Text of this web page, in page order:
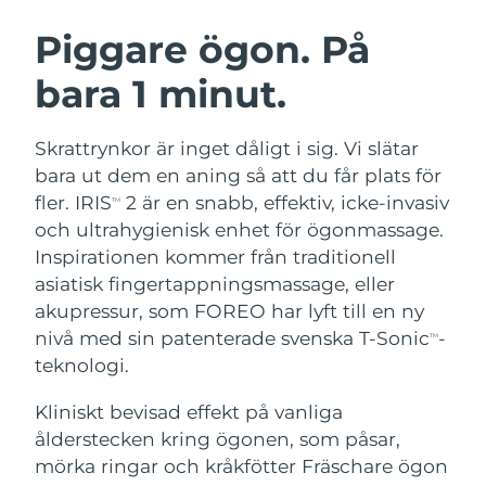
Piggare ögon. På
bara 1 minut.
Skrattrynkor är inget dåligt i sig. Vi slätar
bara ut dem en aning så att du får plats för
fler. IRISTM
2 är en snabb, effektiv, icke-invasiv
och ultrahygienisk enhet för ögonmassage.
Inspirationen kommer från traditionell
asiatisk fingertappningsmassage, eller
akupressur, som FOREO har lyft till en ny
nivå med sin patenterade svenska T-SonicTM-
teknologi.
Kliniskt bevisad effekt på vanliga
ålderstecken kring ögonen, som påsar,
mörka ringar och kråkfötter Fräschare ögon
LUNA™ 4-paket
Anti-aging massage
LUNA™ 4 Plus
Massage, LED heating
For men, anti-aging massage
BEAR™ 2-paket
Microcurrent toning
BEAR™ 2 go
Microcurrent toning on-the-go
Microcurrent line smoothing device
Återfuktning
UFO™ 3-paket
Deep facial hydration
UFO™ 3 LED
Near-infrared and red light therapy
device
Munvård
issa™ 4
Hybrid silicone sonic toothbrush
issa™ 4 plus
Smart hybrid silicone sonic toothbrush
FAQ™ ANTI-AGING-BEHANDLING
Anti-aging LED-behandlingar
Österrike Förväntad leverans
Bahrain Förväntad leverans
Belgien Förväntad leverans
Bermuda Förväntad leverans16/08/2026
Bosnien och
Hercegovina
Förväntad leverans 13/08/2026
Brunei Förväntad leverans 15/08/2026
Bulgarien
Kanada Förväntad leverans
Chile Förväntad leverans14/08/2026